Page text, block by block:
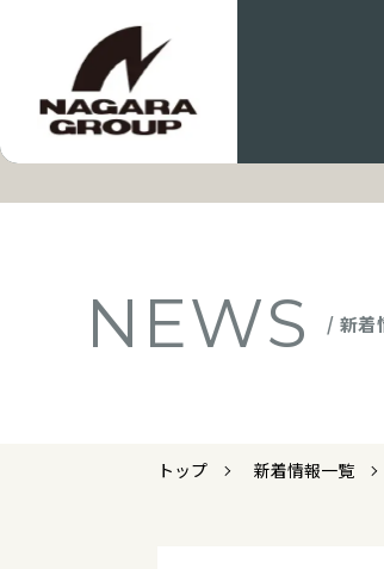
NEWS / 新着
トップ 新着情報一覧